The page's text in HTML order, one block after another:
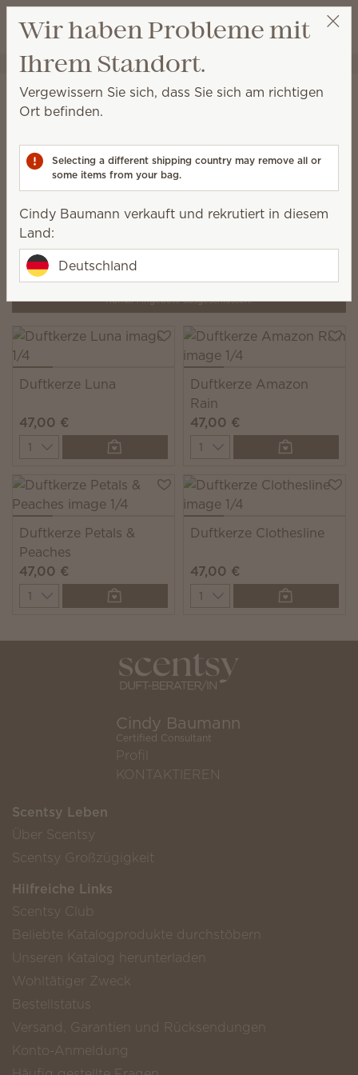
Wunschliste
Warenkorb
Cindy Baumann Party auswählen
Duftkerzen von Scentsy
hochwertigen Sojawachsmischung gegossen, die für
ein sauberes, gleichmäßiges Abbrennen und ein
luxuriöses Dufterlebnis sorgt.
4 Ergebnisse
3 Produkte kaufen, 20 % sparen!
2 Produkte kaufen, 10 % sparen!
Kombi-Angebote ausgeschlossen.
Duftkerze Luna
47,00 €
Quantity
Duftkerze Amazon
Rain
47,00 €
Quantity
Duftkerze Petals &
Peaches
47,00 €
Quantity
Duftkerze Clothesline
47,00 €
Quantity
Cindy Baumann
Certified Consultant
Profil
KONTAKTIEREN
Scentsy Leben
Über Scentsy
Scentsy Großzügigkeit
Hilfreiche Links
Scentsy Club
Beliebte Katalogprodukte durchstöbern
Unseren Katalog herunterladen
Wohltätiger Zweck
Bestellstatus
Versand, Garantien und Rücksendungen
Konto-Anmeldung
Wir haben Probleme mit
Ihrem Standort.
Vergewissern Sie sich, dass Sie sich am richtigen
Ort befinden.
Selecting a different shipping country may remove all or
some items from your bag.
Cindy Baumann verkauft und rekrutiert in diesem
Land:
Deutschland